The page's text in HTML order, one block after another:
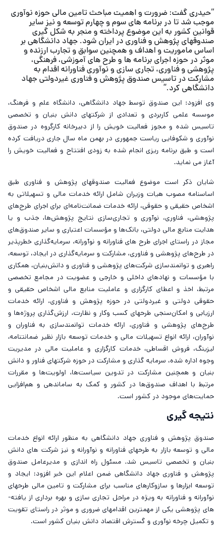
“حیدری گفت: ضرورت و اهمیت مباحث تامین مالی حوزه نوآوری
موجب شد تا در برنامه­ های سوم و چهارم توسعه و نیز سایر
قوانین کشور به این موضوع پرداخته و منجر به شکل­ گیری
صندوق­های پژوهش و فناوری در ایران شود. جهاد دانشگاهی بر
اساس ماموریت و اهداف و همچنین سوابق و تجارب ارزنده و
موثر در حوزه اجرای برنامه­ ها و طرح­ های آموزشی، فرهنگی،
پژوهشی و فناوری، تجاری سازی و نوآوری فناورانه اقدام به
مشارکت در تاسیس صندوق پژوهش و فناوری غیردولتی جهاد
دانشگاهی کرد.”
وی افزود: این صندوق توسط جهاد دانشگاهی، دانشگاه علم و فرهنگ،
موسسه علمی کاربردی و تعدادی از شرکت­های دانش بنیان و تخصصی
تاسیس شده و مجوز فعالیت خویش را از دبیرخانه کارگروه در صندوق
نوآوری و شکوفایی ریاست جمهوری در بهمن ماه سال ­جاری دریافت کرده
­است و طبق برنامه­ ریزی انجام شده به­ زودی افتتاح و فعالیت خویش را
آغاز می ­نماید.
شایان ذکر است موضوع فعالیت صندوق­های پژوهش و فناوری طبق
اساسنامه مصوب هیات وزیران شامل ارائه خدمات مالی و تسهیلاتی به
اشخاص حقیقی و حقوقی، ارائه خدمات ضمانت‌نامه‌ای برای اجرای طرح‌های
پژوهشی، فناوری، نوآوری و تجاری‌سازی نتایج پژوهش‌ها، جذب و یا
هدایت منابع مالی دولتی، بانک‌ها و مؤسسات اعتباری و سایر صندوق‌های
مجاز در راستای اجرای طرح ­های فناورانه و نوآورانه، سرمایه‌گذاری خطرپذیر
در طرح‌های پژوهشی و فناوری، مشارکت و سرمایه‌گذاری در ایجاد، توسعه،
راهبری و توانمندسازی شرکت‌های پژوهشی و فناوری و دانش‌بنیان، همکاری
با مؤسسات و نهادهای داخلی و خارجی و عضویت در مجامع تخصصی
مرتبط، اخذ و اعطای کارگزاری و عاملیت منابع مالی اشخاص حقیقی و
حقوقی دولتی و غیردولتی در حوزه پژوهش و فناوری، ارائه خدمات
ارزیابی و امکان‌سنجی طرح­های کسب ‌وکار و نظارت، ارزش‌گذاری پروژه‌ها و
طرح‌های پژوهشی و فناوری، ارائه خدمات توانمندسازی به فناوران و
نوآوران، ارائه انواع تسهیلات مالی و خدمات توسعه بازار نظیر ضمانت­نامه،
لیزینگ، فروش اقساطی، خدمات کارگزاری و عاملیت مالی در مدیریت
وجوه اداره شده، سرمایه گذاری و مشارکت در حوزه شرکت­های فناور و دانش
بنیان و همچنین مشارکت در تدوین سیاست‌ها، اولویت‌ها و مقررات
مرتبط با اهداف صندوق‌ها در کشور و کمک به ساماندهی و هم‌افزایی
حمایت‌های موجود در کشور است.
نتیجه گیری
صندوق پژوهش و فناوری جهاد دانشگاهی به منظور ارائه انواع خدمات
مالی و توسعه بازار به طرح­های فناورانه و نوآورانه و نیز شرکت­ های دانش
بنیان و تخصصی تاسیس شد. مسئول راه ­اندازی و مدیرعامل صندوق
پژوهش و فناوری جهاد دانشگاهی ضمن اعلام این خبر افزود: ايجاد و
توسعه ابزارها و سازوكارهاي مناسب برای مشارکت و تامين مالي طرح­های
نوآورانه و فناورانه به­ ویژه در مراحل تجاری­ سازی و بهره ­برداری از یافته­
های پژوهشی یکی از مهمترین اقدام­های ضروری و موثر در راستاي تقویت
و تکمیل چرخه نوآوری و گسترش اقتصاد دانش بنيان کشور است.